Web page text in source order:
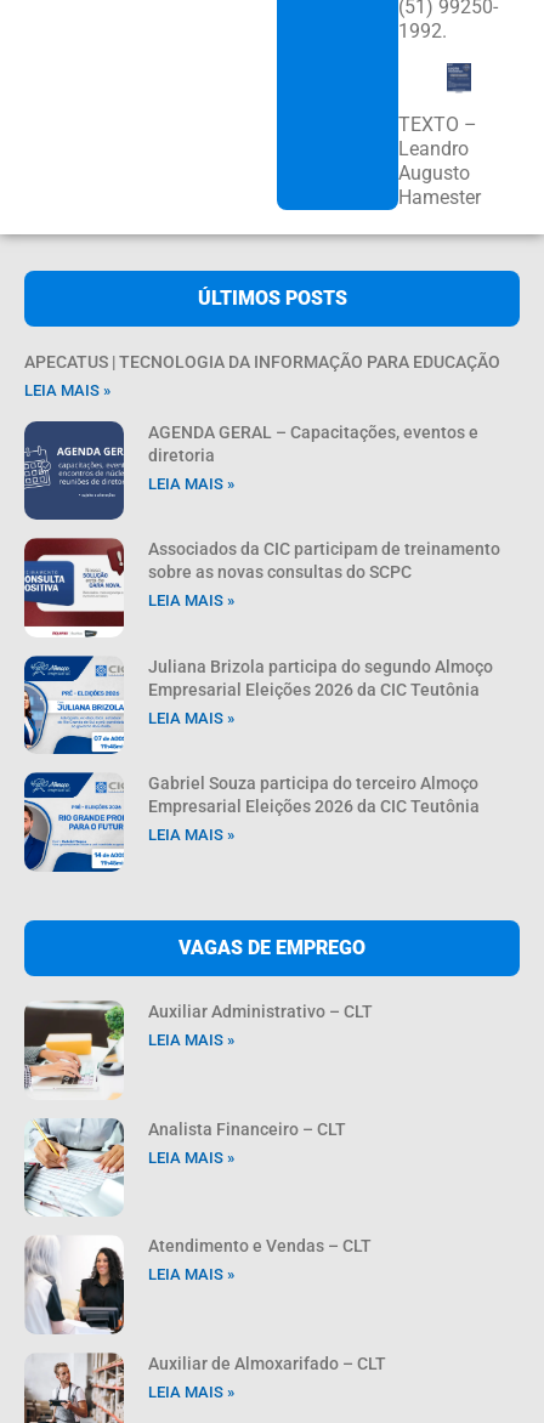
(51) 99250-
1992.
TEXTO –
Leandro
Augusto
Hamester
ÚLTIMOS POSTS
APECATUS | TECNOLOGIA DA INFORMAÇÃO PARA EDUCAÇÃO
LEIA MAIS »
AGENDA GERAL – Capacitações, eventos e
diretoria
LEIA MAIS »
Associados da CIC participam de treinamento
sobre as novas consultas do SCPC
LEIA MAIS »
Juliana Brizola participa do segundo Almoço
Empresarial Eleições 2026 da CIC Teutônia
LEIA MAIS »
Gabriel Souza participa do terceiro Almoço
Empresarial Eleições 2026 da CIC Teutônia
LEIA MAIS »
VAGAS DE EMPREGO
Auxiliar Administrativo – CLT
LEIA MAIS »
Analista Financeiro – CLT
LEIA MAIS »
Atendimento e Vendas – CLT
LEIA MAIS »
Auxiliar de Almoxarifado – CLT
LEIA MAIS »